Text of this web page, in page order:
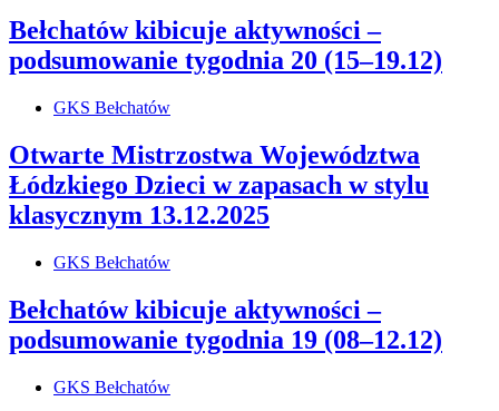
Bełchatów kibicuje aktywności –
podsumowanie tygodnia 20 (15–19.12)
GKS Bełchatów
Otwarte Mistrzostwa Województwa
Łódzkiego Dzieci w zapasach w stylu
klasycznym 13.12.2025
GKS Bełchatów
Bełchatów kibicuje aktywności –
podsumowanie tygodnia 19 (08–12.12)
GKS Bełchatów